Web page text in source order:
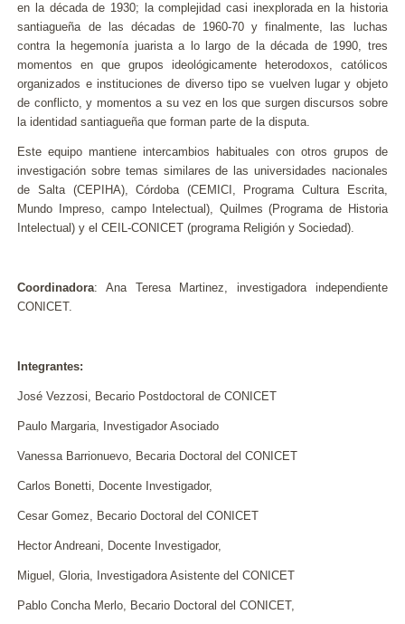
en la década de 1930; la complejidad casi inexplorada en la historia
santiagueña de las décadas de 1960-70 y finalmente, las luchas
contra la hegemonía juarista a lo largo de la década de 1990, tres
momentos en que grupos ideológicamente heterodoxos, católicos
organizados e instituciones de diverso tipo se vuelven lugar y objeto
de conflicto, y momentos a su vez en los que surgen discursos sobre
la identidad santiagueña que forman parte de la disputa.
Este equipo mantiene intercambios habituales con otros grupos de
investigación sobre temas similares de las universidades nacionales
de Salta (CEPIHA), Córdoba (CEMICI, Programa Cultura Escrita,
Mundo Impreso, campo Intelectual), Quilmes (Programa de Historia
Intelectual) y el CEIL-CONICET (programa Religión y Sociedad).
Coordinadora: Ana Teresa Martinez, investigadora independiente
CONICET.
Integrantes:
José Vezzosi, Becario Postdoctoral de CONICET
Paulo Margaria, Investigador Asociado
Vanessa Barrionuevo, Becaria Doctoral del CONICET
Carlos Bonetti, Docente Investigador,
Cesar Gomez, Becario Doctoral del CONICET
Hector Andreani, Docente Investigador,
Miguel, Gloria, Investigadora Asistente del CONICET
Pablo Concha Merlo, Becario Doctoral del CONICET,